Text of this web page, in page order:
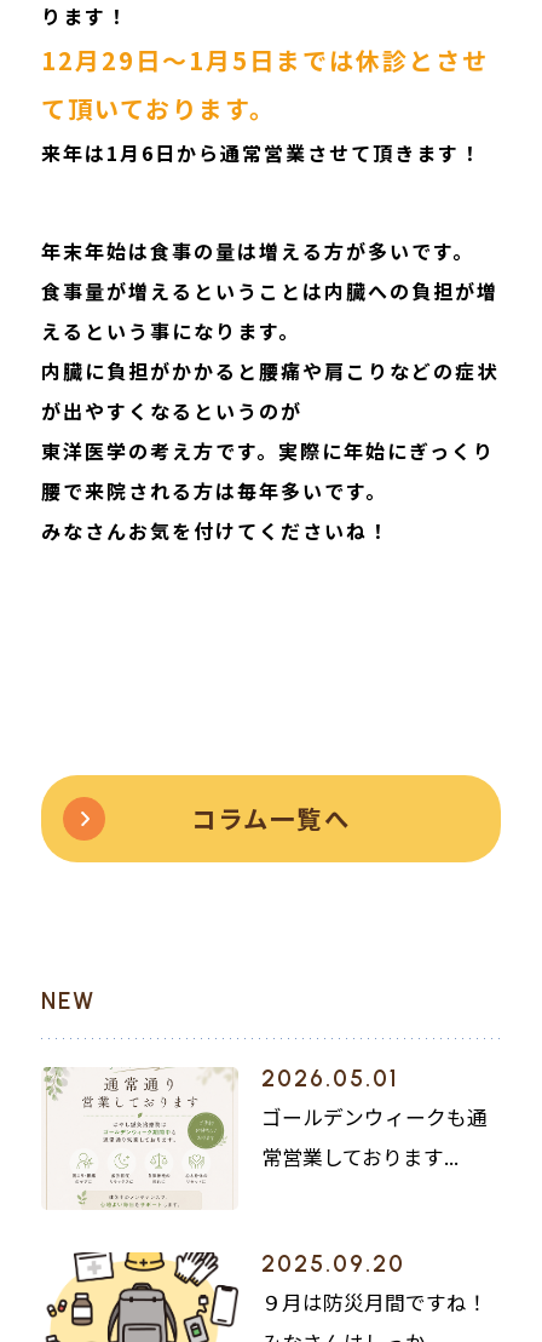
ります！
12月29日～1月5日までは休診とさせ
て頂いております。
来年は1月6日から通常営業させて頂きます！
年末年始は食事の量は増える方が多いです。
食事量が増えるということは内臓への負担が増
えるという事になります。
内臓に負担がかかると腰痛や肩こりなどの症状
が出やすくなるというのが
東洋医学の考え方です。実際に年始にぎっくり
腰で来院される方は毎年多いです。
みなさんお気を付けてくださいね！
コラム一覧へ
NEW
2026.05.01
ゴールデンウィークも通
常営業しております...
2025.09.20
９月は防災月間ですね！